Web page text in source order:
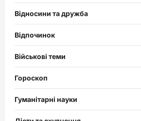
Відносини та дружба
Відпочинок
Військові теми
Гороскоп
Гуманітарні науки